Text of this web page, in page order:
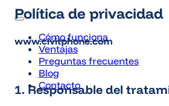
Cómo funciona
Ventajas
Preguntas frecuentes
Blog
Contacto
Política de privacidad
www.civitphone.com
1. Responsable del